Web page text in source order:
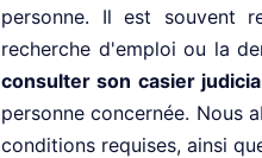
personne. Il est souvent
recherche d'emploi ou la
consulter son casier
personne concernée. Nous
conditions requises, ainsi